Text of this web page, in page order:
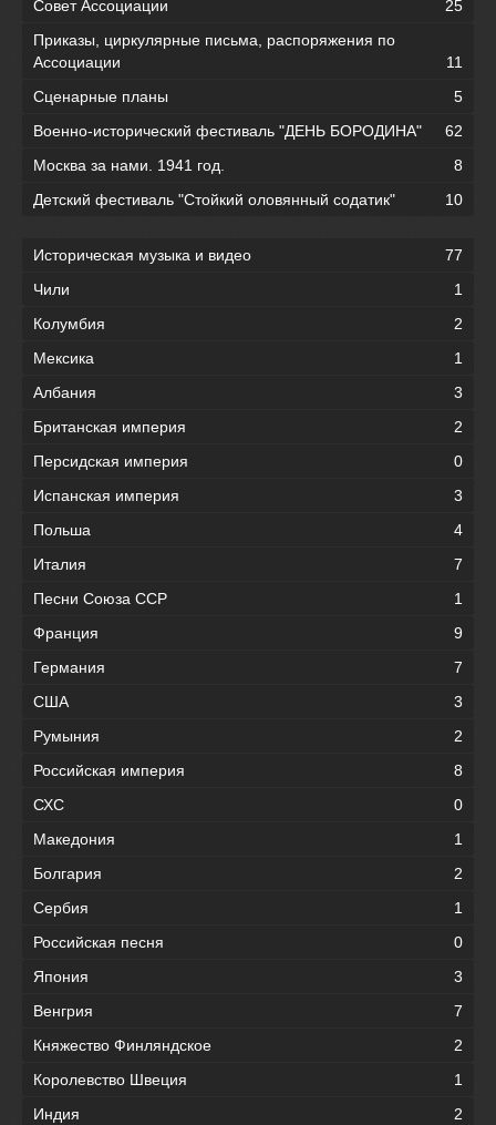
Совет Ассоциации
25
Приказы, циркулярные письма, распоряжения по
Ассоциации
11
Сценарные планы
5
Военно-исторический фестиваль "ДЕНЬ БОРОДИНА"
62
Москва за нами. 1941 год.
8
Детский фестиваль "Стойкий оловянный содатик"
10
Историческая музыка и видео
77
Чили
1
Колумбия
2
Мексика
1
Албания
3
Британская империя
2
Персидская империя
0
Испанская империя
3
Польша
4
Италия
7
Песни Союза ССР
1
Франция
9
Германия
7
США
3
Румыния
2
Российская империя
8
СХС
0
Македония
1
Болгария
2
Сербия
1
Российская песня
0
Япония
3
Венгрия
7
Княжество Финляндское
2
Королевство Швеция
1
Индия
2